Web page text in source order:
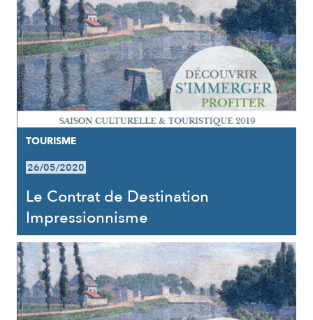
TOURISME
26/05/2020
Le Contrat de Destination
Impressionnisme